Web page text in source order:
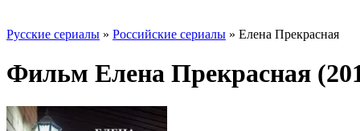
Русские сериалы » Российские сериалы » Елена Прекрасная
Фильм Елена Прекрасная